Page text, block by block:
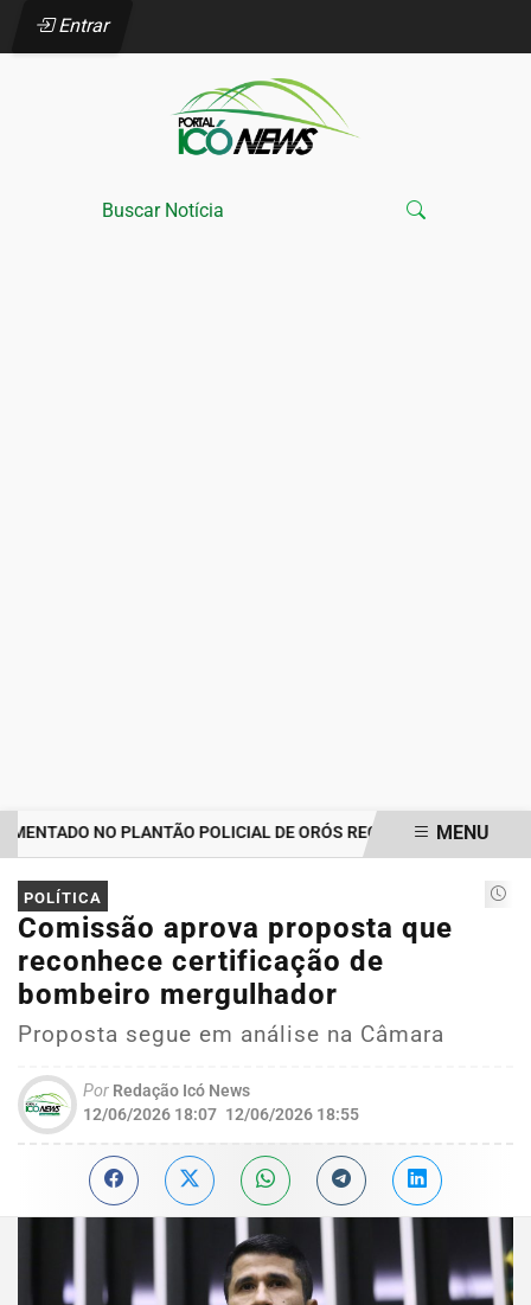
Entrar
NO PLANTÃO POLICIAL DE ORÓS REGISTRA
EM ALTA
MENU
POLÍTICA
Comissão aprova proposta que
reconhece certificação de
bombeiro mergulhador
Proposta segue em análise na Câmara
Por Redação Icó News
12/06/2026 18:07 12/06/2026 18:55